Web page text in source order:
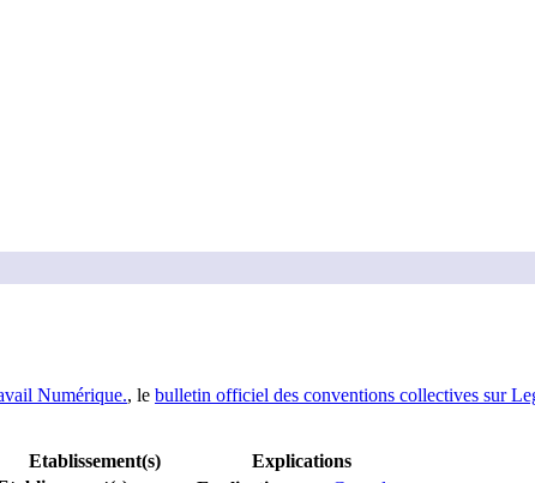
Numérique., le bulletin officiel des conventions collectives sur
Etablissement(s)
Explications